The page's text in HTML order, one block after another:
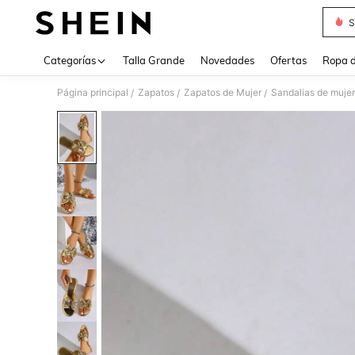
Categorías Talla Grande Novedades Ofertas Ropa
Página principal / Zapatos / Zapatos de Mujer / Sandalias de mujer